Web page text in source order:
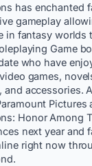
has enchanted
gameplay
in fantasy worlds
Game
who have
games,
and accessories.
Pictures
Honor Among
next year and
right now